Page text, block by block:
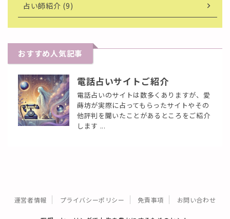
占い師紹介 (9)
おすすめ人気記事
電話占いサイトご紹介
電話占いのサイトは数多くありますが、愛
蒔坊が実際に占ってもらったサイトやその
他評判を聞いたことがあるところをご紹介
します ...
運営者情報 プライバシーポリシー 免責事項 お問い合わせ